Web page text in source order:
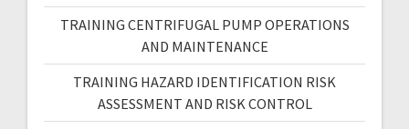
TRAINING CENTRIFUGAL PUMP OPERATIONS
AND MAINTENANCE
TRAINING HAZARD IDENTIFICATION RISK
ASSESSMENT AND RISK CONTROL